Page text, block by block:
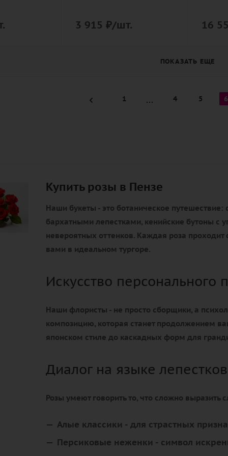
3 915 ₽/шт. 16
ПОКАЗАТЬ ЕЩЕ
1 4 5 6
Купить розы в Пензе
Наши букеты - это ботаническое путешествие:
бархатными лепестками, кенийские бутоны с
невероятных оттенков. Каждая роза проходит
вами в идеальном тургоре.
Искусство персонального
Наши флористы - не просто сборщики, а
композицию, которая станет продолжением
японском стиле до каскадных форм для
Диалог на языке лепестков
Розы умеют говорить то, что сложно выразить
Алые классики - для страстных
Персиковые неженки - символ